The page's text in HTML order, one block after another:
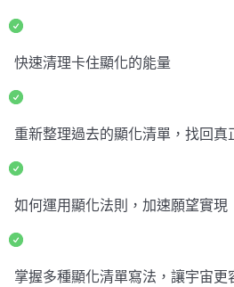
快速清理卡住顯化的能量
重新整理過去的顯化清單，找回真
如何運用顯化法則，加速願望實現
掌握多種顯化清單寫法，讓宇宙更